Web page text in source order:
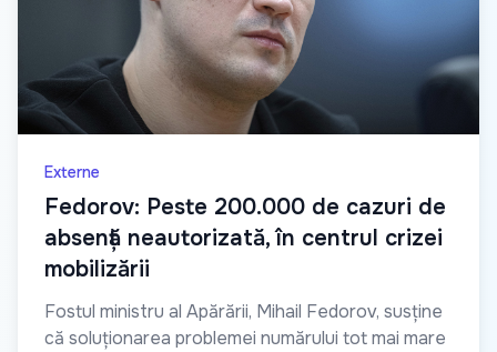
Externe
Fedorov: Peste 200.000 de cazuri de
absență neautorizată, în centrul crizei
mobilizării
Fostul ministru al Apărării, Mihail Fedorov, susține
că soluționarea problemei numărului tot mai mare